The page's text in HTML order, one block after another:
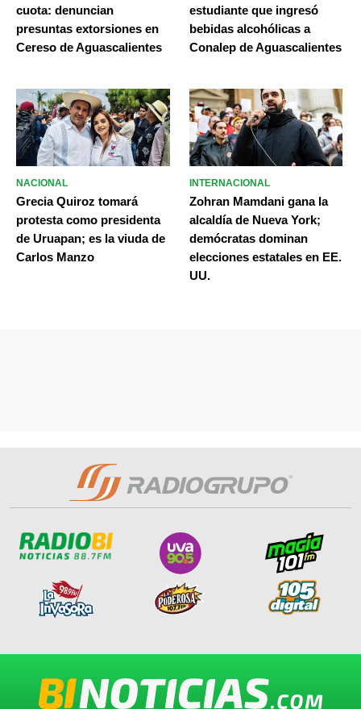
cuota: denuncian
presuntas extorsiones en
Cereso de Aguascalientes
estudiante que ingresó
bebidas alcohólicas a
Conalep de Aguascalientes
NACIONAL
Grecia Quiroz tomará
protesta como presidenta
de Uruapan; es la viuda de
Carlos Manzo
INTERNACIONAL
Zohran Mamdani gana la
alcaldía de Nueva York;
demócratas dominan
elecciones estatales en EE.
UU.